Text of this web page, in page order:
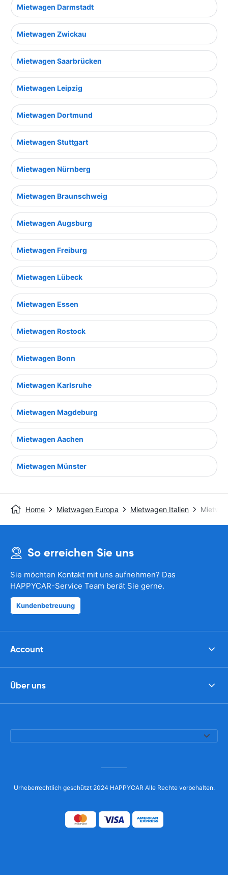
Mietwagen Darmstadt
Mietwagen Zwickau
Mietwagen Saarbrücken
Mietwagen Leipzig
Mietwagen Dortmund
Mietwagen Stuttgart
Mietwagen Nürnberg
Mietwagen Braunschweig
Mietwagen Augsburg
Mietwagen Freiburg
Mietwagen Lübeck
Mietwagen Essen
Mietwagen Rostock
Mietwagen Bonn
Mietwagen Karlsruhe
Mietwagen Magdeburg
Mietwagen Aachen
Mietwagen Münster
Home Mietwagen Europa Mietwagen Italien
So erreichen Sie uns
Sie möchten Kontakt mit uns aufnehmen? Das
HAPPYCAR-Service Team berät Sie gerne.
Kundenbetreuung
Account
Über uns
Urheberrechtlich geschützt 2024 HAPPYCAR Alle Rechte vorbehalten.